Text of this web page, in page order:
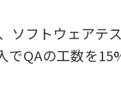
ソフトウェアテ
でQAの工数を